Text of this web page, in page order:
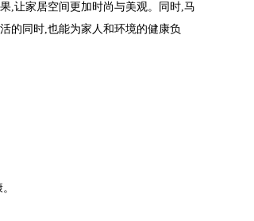
,让家居空间更加时尚与美观。同时,马
的同时,也能为家人和环境的健康负